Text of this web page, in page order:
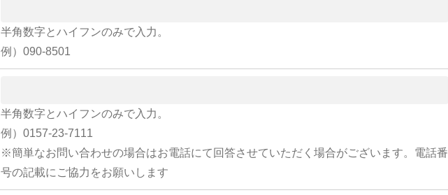
半角数字とハイフンのみで入力。
例）090-8501
半角数字とハイフンのみで入力。
例）0157-23-7111
※簡単なお問い合わせの場合はお電話にて回答させていただく場合がございます。電話番
号の記載にご協力をお願いします